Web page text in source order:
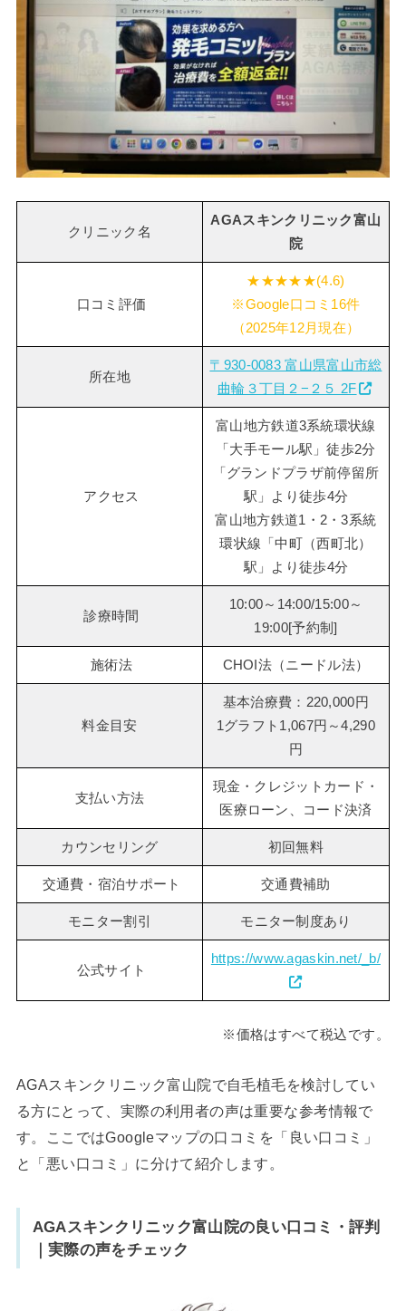
クリニック名
AGAスキンクリニック富山
院
口コミ評価
★★★★★(4.6)
※Google口コミ16件
（2025年12月現在）
所在地
〒930-0083 富山県富山市総
曲輪３丁目２−２５ 2F
アクセス
富山地方鉄道3系統環状線
「大手モール駅」徒歩2分
「グランドプラザ前停留所
駅」より徒歩4分
富山地方鉄道1・2・3系統
環状線「中町（西町北）
駅」より徒歩4分
診療時間
10:00～14:00/15:00～
19:00[予約制]
施術法 CHOI法（ニードル法）
料金目安
基本治療費：220,000円
1グラフト1,067円～4,290
円
支払い方法
現金・クレジットカード・
医療ローン、コード決済
カウンセリング 初回無料
交通費・宿泊サポート 交通費補助
モニター割引 モニター制度あり
公式サイト
https://www.agaskin.net/_b/
※価格はすべて税込です。
AGAスキンクリニック富山院で自毛植毛を検討してい
る方にとって、実際の利用者の声は重要な参考情報で
す。ここではGoogleマップの口コミを「良い口コミ」
と「悪い口コミ」に分けて紹介します。
AGAスキンクリニック富山院の良い口コミ・評判
｜実際の声をチェック